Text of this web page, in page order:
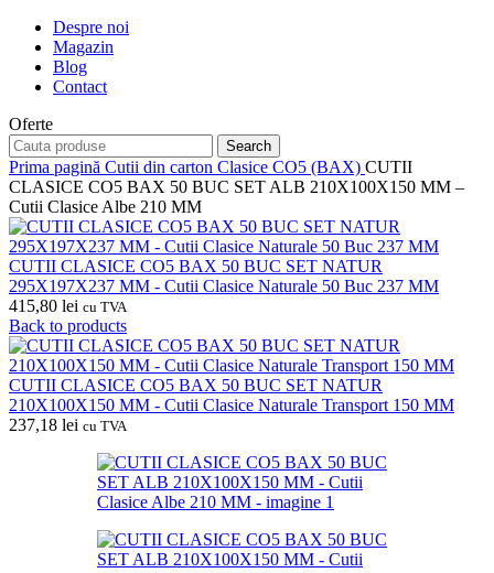
Despre noi
Magazin
Blog
Contact
Oferte
Search
Prima pagină Cutii din carton Clasice CO5 (BAX) CUTII
CLASICE CO5 BAX 50 BUC SET ALB 210X100X150 MM –
Cutii Clasice Albe 210 MM
CUTII CLASICE CO5 BAX 50 BUC SET NATUR
295X197X237 MM - Cutii Clasice Naturale 50 Buc 237 MM
415,80 lei cu TVA
Back to products
CUTII CLASICE CO5 BAX 50 BUC SET NATUR
210X100X150 MM - Cutii Clasice Naturale Transport 150 MM
237,18 lei cu TVA